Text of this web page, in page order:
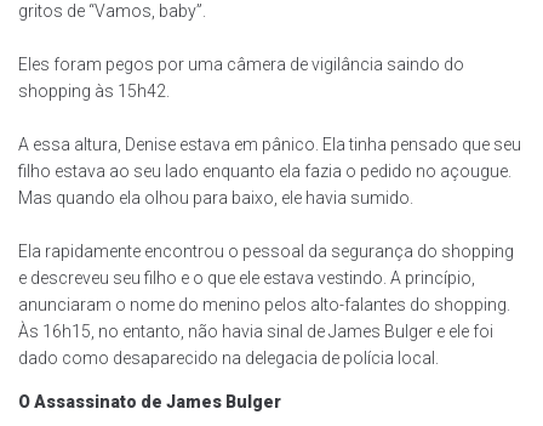
gritos de “Vamos, baby”.
Eles foram pegos por uma câmera de vigilância saindo do
shopping às 15h42.
A essa altura, Denise estava em pânico. Ela tinha pensado que seu
filho estava ao seu lado enquanto ela fazia o pedido no açougue.
Mas quando ela olhou para baixo, ele havia sumido.
Ela rapidamente encontrou o pessoal da segurança do shopping
e descreveu seu filho e o que ele estava vestindo. A princípio,
anunciaram o nome do menino pelos alto-falantes do shopping.
Às 16h15, no entanto, não havia sinal de James Bulger e ele foi
dado como desaparecido na delegacia de polícia local.
O Assassinato de James Bulger